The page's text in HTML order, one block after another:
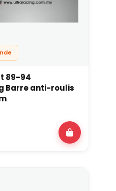
du setup
?
89-94
Barre anti-roulis